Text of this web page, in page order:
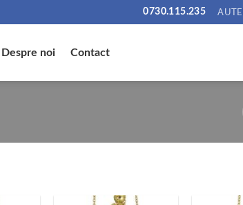
0730.115.235
Despre noi Contact